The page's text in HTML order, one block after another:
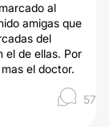
al
amigas que
del
el de ellas. Por
el doctor.
57